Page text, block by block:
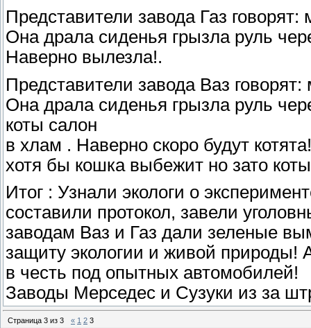
Представители завода Газ
Она драла сиденья грызла руль
Наверно вылезла!.
Представители завода Ваз
Она драла сиденья грызла руль
коты салон
в хлам . Наверно скоро будут
хотя бы кошка выбежит но зато
Итог : Узнали экологи о
составили протокол, завели
заводам Ваз и Газ дали зеленые
защиту экологии и живой природы!
в честь под опытных автомобилей!
Заводы Мерседес и Сузуки из за
Страница 3 из 3 « 1 2 3